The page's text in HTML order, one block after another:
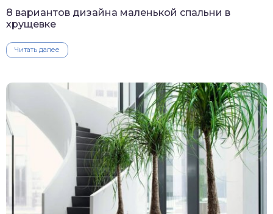
8 вариантов дизайна маленькой спальни в
хрущевке
Читать далее